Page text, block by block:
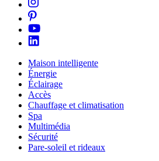
Maison intelligente
Énergie
Éclairage
Accès
Chauffage et climatisation
Spa
Multimédia
Sécurité
Pare-soleil et rideaux